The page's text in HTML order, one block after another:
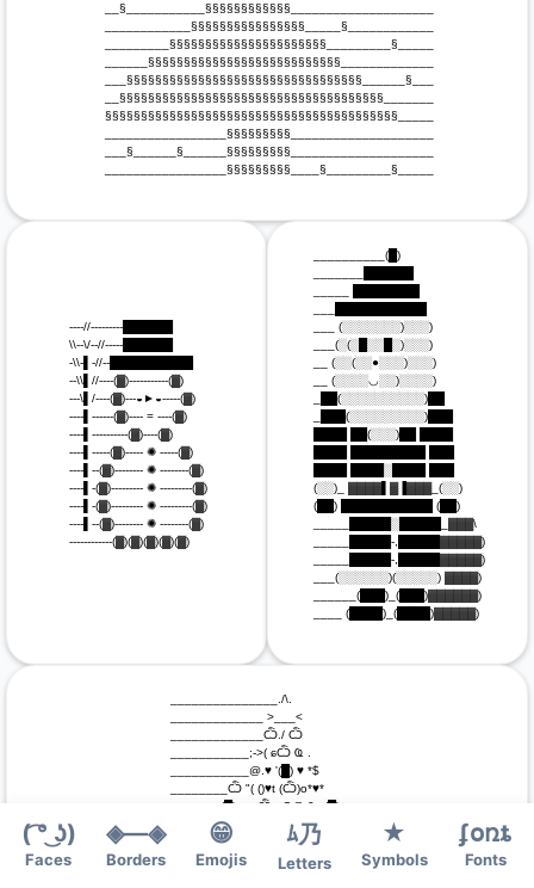
( ͡° ͜ʖ)
Faces
◈—◈
Borders
😁
Emojis
ﾑ乃
Letters
★
Symbols
ʄօռȶ
Fonts
__§___________§§§§§§§§§§§§____________________
____________§§§§§§§§§§§§§§§§_____§____________
_________§§§§§§§§§§§§§§§§§§§§§§_________§_____
______§§§§§§§§§§§§§§§§§§§§§§§§§§§_____________
___§§§§§§§§§§§§§§§§§§§§§§§§§§§§§§§§§______§___
__§§§§§§§§§§§§§§§§§§§§§§§§§§§§§§§§§§§§§_______
§§§§§§§§§§§§§§§§§§§§§§§§§§§§§§§§§§§§§§§§§_____
_________________§§§§§§§§§____________________
___§______§______§§§§§§§§§____________________
_________________§§§§§§§§§____§_________§_____
----//---------██████
\\--\/--//-----██████
-\\-▌-//--██████████
--\\▌//----(▓)-----------(▓)
---\▌/----(▓)---◒►◒-----(▓)
----▌------(▓)---- = ----(▓)
----▌----------(▓)----(▓)
----▌-----(▓)----- ✺ -----(▓)
----▌--(▓)-------- ✺ --------(▓)
----▌-(▓)--------- ✺ ---------(▓)
----▌-(▓)--------- ✺ ---------(▓)
----▌--(▓)-------- ✺ --------(▓)
------------(▓)(▓)(▓)(▓)(▓)
__________(█)
___ (░░░░░░░)░░░)
___(░(░█░░█░)░░░)
__ (░░(░░●░░░)░░░)
__ (░░░░◡░░)░░░░)
_██(░░░░░░░░░░)██
_███(░░░░░░░░░)███
████ ██(░░░)██ ████
████ ████░████ ███
(░░)_ ▓▓▓▓▌▓▐▓▓▓_(░░)
(██) ███████████ (██)
_____█████░█████_▓▓▓\
_____█████-,█████▓▓▓▓▓)
_____█████-,█████▓▓▓▓▓)
___(░░░░░░)(░░░░░) ▓▓▓▓)
______(███)_(███)▓▓▓▓▓▓)
____ (████)_(████)▓▓▓▓▓)
_______________./\.
_____________ >___<
_____________Ѽ./ Ѽ
___________;->( ɕѼ Ҩ .
___________@.♥ '(█) ♥ *$
________Ѽ "( ()♥t (Ѽ)o*♥*
_______(█),-♥.-Ѽ _Q@,0 ɕ(█)
____________>o*oѼ @.<
_________o`Ѽ Q Ѽ Q Ѽ~@'
______♥.'Ѽ ♥ *Ѽ ɕҨ ‘♥ @-.)'*